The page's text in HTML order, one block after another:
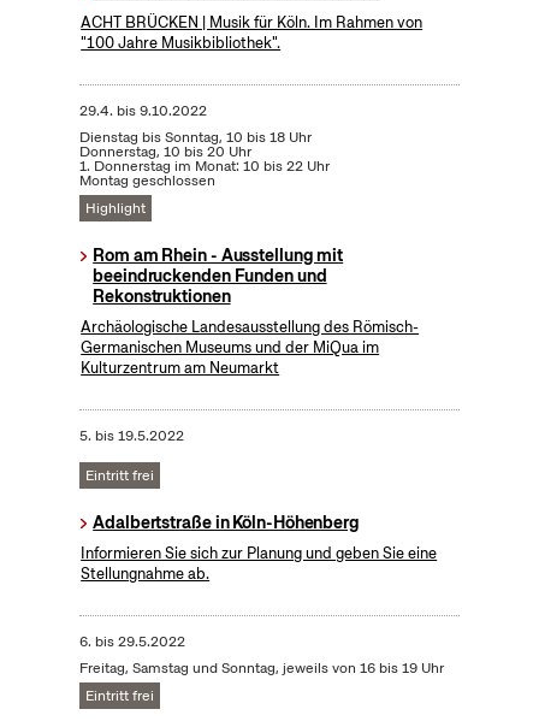
ACHT BRÜCKEN | Musik für Köln. Im Rahmen von
"100 Jahre Musikbibliothek".
29.4. bis9.10.2022
Dienstag bis Sonntag, 10 bis 18 Uhr
Donnerstag, 10 bis 20 Uhr
1. Donnerstag im Monat: 10 bis 22 Uhr
Montag geschlossen
Highlight
Rom am Rhein - Ausstellung mit
beeindruckenden Funden und
Rekonstruktionen
Archäologische Landesausstellung des Römisch-
Germanischen Museums und der MiQua im
Kulturzentrum am Neumarkt
5. bis19.5.2022
Eintritt frei
Adalbertstraße in Köln-Höhenberg
Informieren Sie sich zur Planung und geben Sie eine
Stellungnahme ab.
6. bis29.5.2022
Freitag, Samstag und Sonntag, jeweils von 16 bis 19 Uhr
Eintritt frei